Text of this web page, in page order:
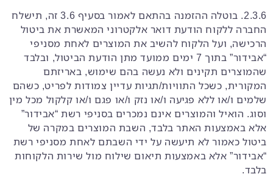
2.3.6. בוטלה ההזמנה בהתאם לאמור בסעיף ‎3.6 זה, תישלח
החברה ללקוח הודעת דואר אלקטרוני המאשרת את ביטול
הרכישה, ועל הלקוח להשיב את המוצרים לאחת מסניפי
“אבידור” בתוך 7 ימים ממועד מתן הודעת הביטול, ובלבד
שהמוצרים תקינים ולא נעשה בהם שימוש, באריזתם
המקורית, כשכל התוויות/תגיות עדיין צמודות לפריט, כשהם
שלמים ו/או ללא פגיעה ו/או נזק ו/או פגם ו/או קלקול מכל מין
וסוג. הואיל והמוצרים אינם נמכרים בסניפי רשת “אבידור”
אלא באמצעות האתר בלבד, השבת המוצרים במקרה של
ביטול כאמור לא תיעשה על ידי השבתם לאחת מסניפי רשת
“אבידור” אלא באמצעות תיאום שילוח מול שירות הלקוחות
בלבד.